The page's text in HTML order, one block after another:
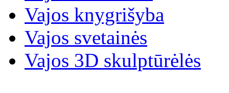
Vajos knygrišyba
Vajos svetainės
Vajos 3D skulptūrėlės